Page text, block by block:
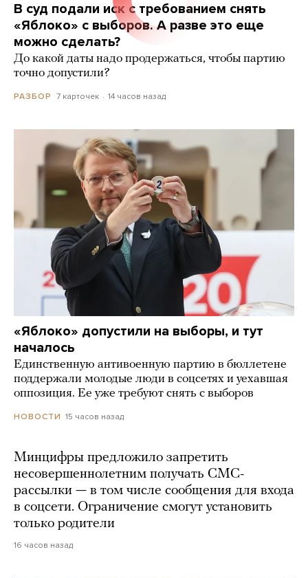
В суд подали иск с требованием снять
«Яблоко» с выборов. А разве это еще
можно сделать?
До какой даты надо продержаться, чтобы партию
точно допустили?
РАЗБОР 7 карточек 14 часов назад
«Яблоко» допустили на выборы, и тут
началось
Единственную антивоенную партию в бюллетене
поддержали молодые люди в соцсетях и уехавшая
оппозиция. Ее уже требуют снять с выборов
НОВОСТИ 15 часов назад
Минцифры предложило запретить
несовершеннолетним получать СМС-
рассылки — в том числе сообщения для входа
в соцсети. Ограничение смогут установить
только родители
16 часов назад